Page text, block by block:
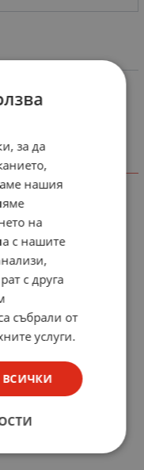
за да
нашия
на
с нашите
с друга
събрали от
услуги.
ВСИЧКИ